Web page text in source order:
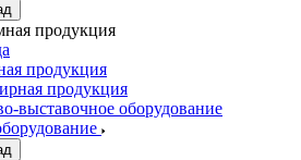
продукция
продукция
продукция
выставочное оборудование